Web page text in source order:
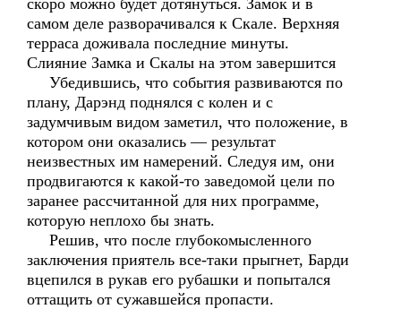
скоро можно будет дотянуться. Замок и в
самом деле разворачивался к Скале. Верхняя
терраса доживала последние минуты.
Слияние Замка и Скалы на этом завершится
Убедившись, что события развиваются по
плану, Дарэнд поднялся с колен и с
задумчивым видом заметил, что положение, в
котором они оказались — результат
неизвестных им намерений. Следуя им, они
продвигаются к какой-то заведомой цели по
заранее рассчитанной для них программе,
которую неплохо бы знать.
Решив, что после глубокомысленного
заключения приятель все-таки прыгнет, Барди
вцепился в рукав его рубашки и попытался
оттащить от сужавшейся пропасти.